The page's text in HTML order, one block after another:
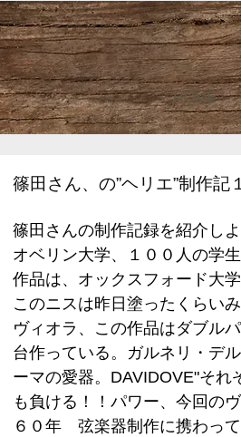
HOME
篠田さん、の”ヘリエ”制作記
篠田さんの制作記録を紹介し
オベリン大学、１００人の学
作品は、オックスフォード大
このニスは昨日塗ったくらい
ヴィオラ、この作品はダブル
台作っている。ガルネリ・デ
ーマの愛器。DAVIDOVE"それ
も負ける！！パワー、今回の
６０年　弦楽器制作に携わっ